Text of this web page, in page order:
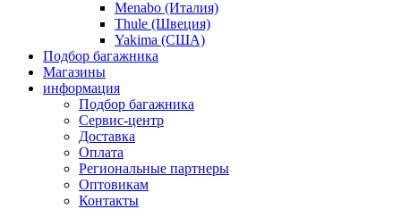
Menabo (Италия)
Thule (Швеция)
Yakima (США)
Подбор багажника
Магазины
информация
Подбор багажника
Сервис-центр
Доставка
Оплата
Региональные партнеры
Оптовикам
Контакты